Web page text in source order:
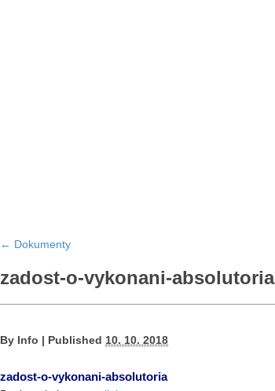
← Dokumenty
zadost-o-vykonani-absolutoria
By Info | Published 10. 10. 2018
zadost-o-vykonani-absolutoria